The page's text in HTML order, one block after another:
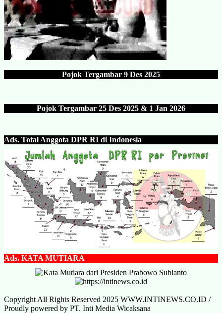
Pojok Tergambar 9 Des 2025
Pojok Tergambar 25 Des 2025 & 1 Jan 2026
Ads. Total Anggota DPR RI di Indonesia
Ads. KATA MUTIARA
Copyright All Rights Reserved 2025 WWW.INTINEWS.CO.ID /
Proudly powered by PT. Inti Media Wicaksana